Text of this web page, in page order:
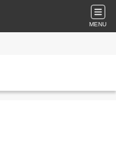
MENU